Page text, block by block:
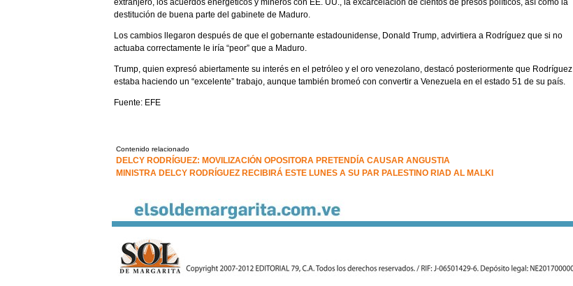
extranjero, los acuerdos energéticos y mineros con EE. UU., la excarcelación de cientos de presos políticos, así como la
destitución de buena parte del gabinete de Maduro.
Los cambios llegaron después de que el gobernante estadounidense, Donald Trump, advirtiera a Rodríguez que si no
actuaba correctamente le iría “peor” que a Maduro.
Trump, quien expresó abiertamente su interés en el petróleo y el oro venezolano, destacó posteriormente que Rodríguez
estaba haciendo un “excelente” trabajo, aunque también bromeó con convertir a Venezuela en el estado 51 de su país.
Fuente: EFE
Contenido relacionado
DELCY RODRÍGUEZ: MOVILIZACIÓN OPOSITORA PRETENDÍA CAUSAR ANGUSTIA
MINISTRA DELCY RODRÍGUEZ RECIBIRÁ ESTE LUNES A SU PAR PALESTINO RIAD AL MALKI